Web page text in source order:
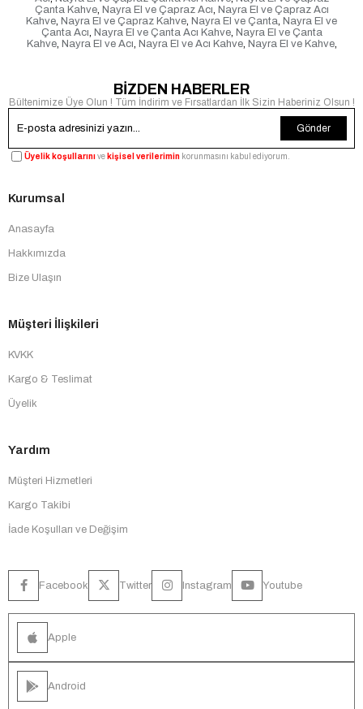
Çanta Kahve, Nayra El ve Çapraz Acı Nayra El ve Çapraz Acı
Kahve Nayra El ve Çapraz Kahve Nayra El ve Çanta Nayra El ve
Çanta Acı Nayra El ve Çanta Acı Kahve, Nayra El ve Çanta
Kahve, Nayra El ve Acı Nayra El ve Acı Kahve, Nayra El ve Kahve,
BİZDEN HABERLER
Bültenimize Üye Olun ! Tüm İndirim ve Fırsatlardan İlk Sizin Haberiniz Olsun !
Gönder
Üyelik koşullarınıve kişisel verilerimin korunmasını kabul ediyorum.
Kurumsal
Anasayfa
Hakkımızda
Bize Ulaşın
Müşteri İlişkileri
KVKK
Kargo & Teslimat
Üyelik
Yardım
Müşteri Hizmetleri
Kargo Takibi
İade Koşulları ve Değişim
Facebook Twitter Instagram Youtube
Apple
Android